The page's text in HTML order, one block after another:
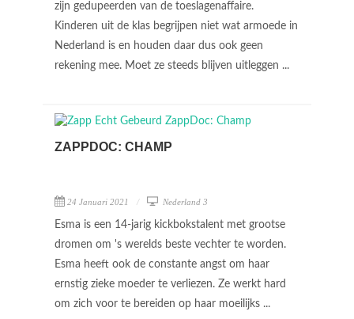
zijn gedupeerden van de toeslagenaffaire.
Kinderen uit de klas begrijpen niet wat armoede in
Nederland is en houden daar dus ook geen
rekening mee. Moet ze steeds blijven uitleggen ...
ZAPPDOC: CHAMP
24 Januari 2021 Nederland 3
Esma is een 14-jarig kickbokstalent met grootse
dromen om 's werelds beste vechter te worden.
Esma heeft ook de constante angst om haar
ernstig zieke moeder te verliezen. Ze werkt hard
om zich voor te bereiden op haar moeilijks ...